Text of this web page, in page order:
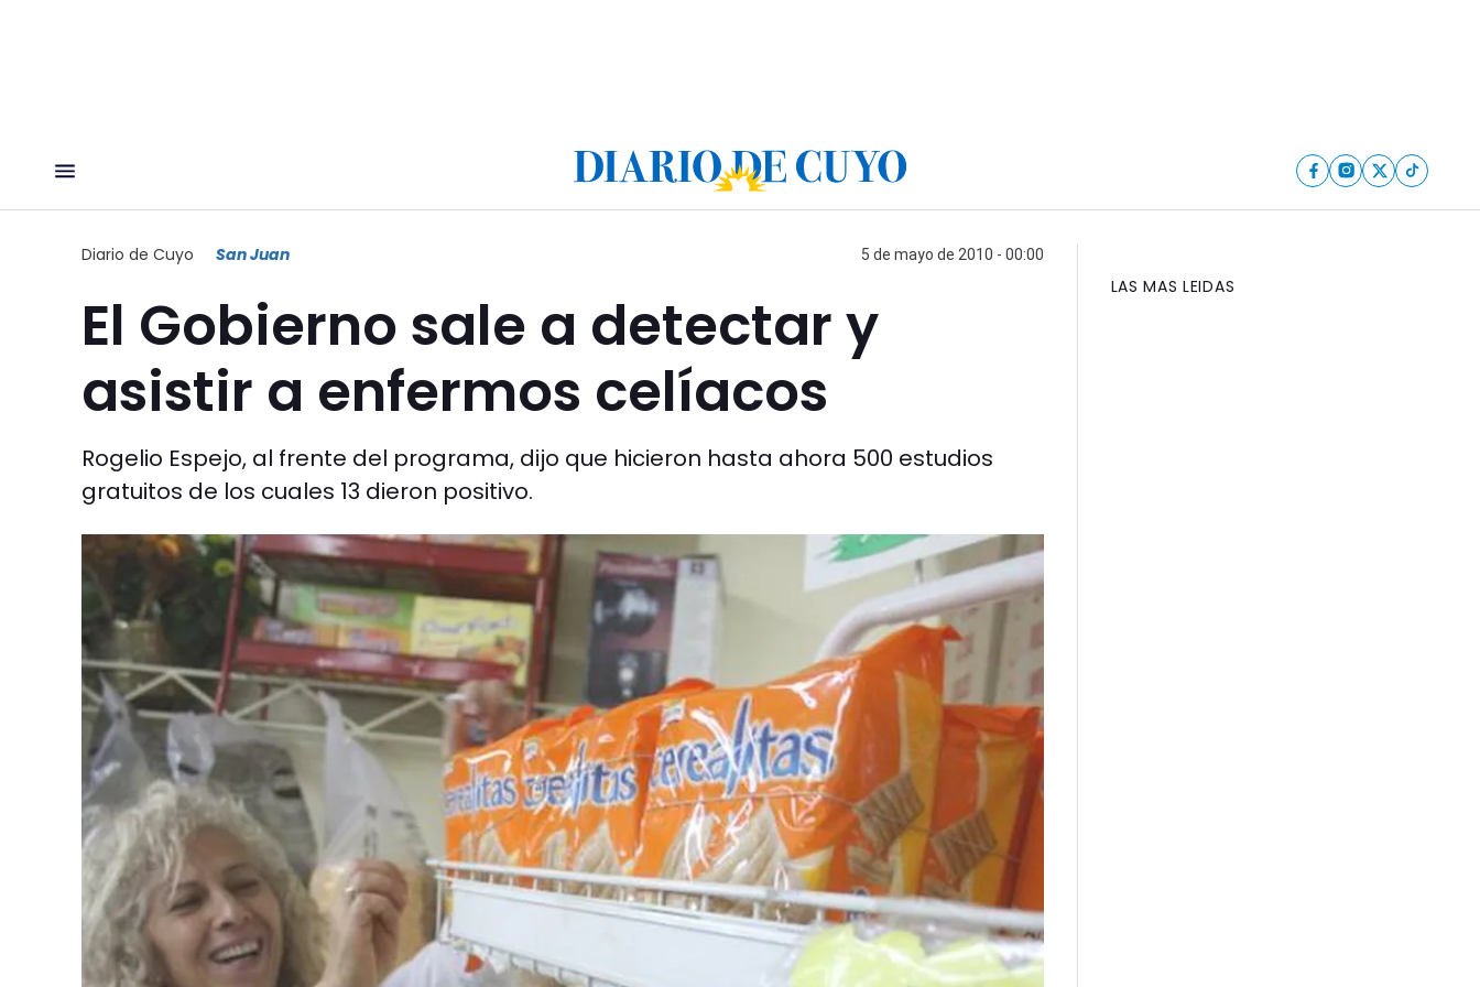
Diario de Cuyo San Juan 5 de mayo de 2010 - 00:00
El Gobierno sale a detectar y
asistir a enfermos celíacos
Rogelio Espejo, al frente del programa, dijo que hicieron hasta ahora 500 estudios
gratuitos de los cuales 13 dieron positivo.
LAS MAS LEIDAS